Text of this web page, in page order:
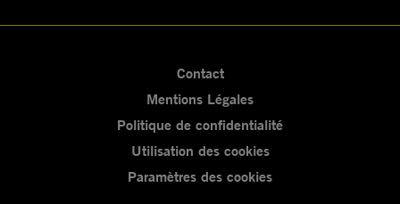
Contact
Mentions Légales
Politique de confidentialité
Utilisation des cookies
Paramètres des cookies